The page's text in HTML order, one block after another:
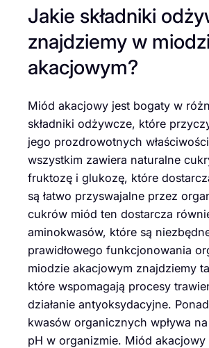
Jakie składniki
znajdziemy w
akacjowym?
Miód akacjowy jest bogaty w
składniki odżywcze, które
jego prozdrowotnych
wszystkim zawiera naturalne
fruktozę i glukozę, które
są łatwo przyswajalne przez
cukrów miód ten dostarcza
aminokwasów, które są
prawidłowego funkcjonowania
miodzie akacjowym znajdziemy
które wspomagają procesy
działanie antyoksydacyjne.
kwasów organicznych wpływa
pH w organizmie. Miód akacjowy